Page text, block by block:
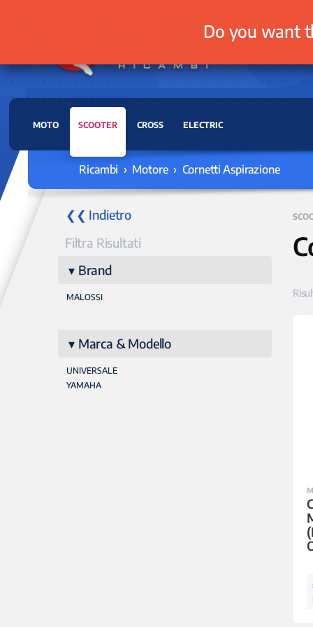
MOTO SCOOTER CROSS ELECTRIC
Ricambi › Motore › Cornetti Aspirazione
❮❮ Indietro
Filtra Risultati
Brand
MALOSSI
Marca & Modello
UNIVERSALE
YAMAHA
Do you want